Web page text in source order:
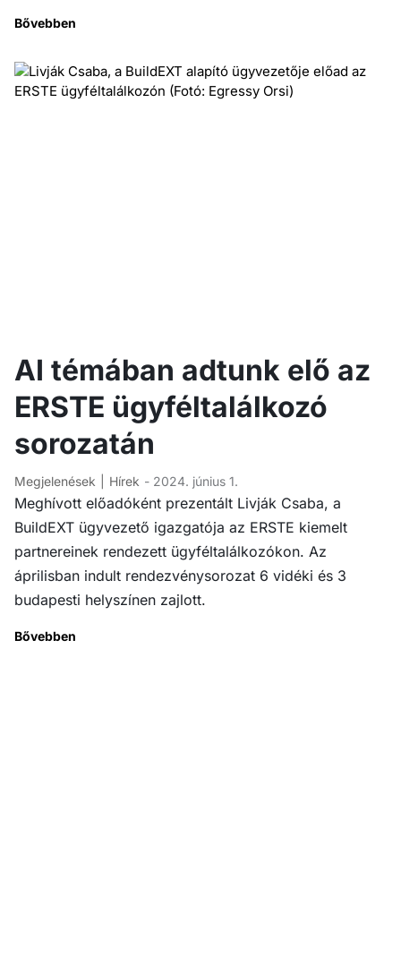
Bővebben
AI témában adtunk elő az
ERSTE ügyféltalálkozó
sorozatán
Megjelenések Hírek - 2024. június 1.
Meghívott előadóként prezentált Livják Csaba, a
BuildEXT ügyvezető igazgatója az ERSTE kiemelt
partnereinek rendezett ügyféltalálkozókon. Az
áprilisban indult rendezvénysorozat 6 vidéki és 3
budapesti helyszínen zajlott.
Bővebben